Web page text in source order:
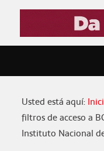
Usted está aquí:
filtros de acceso a
Instituto Nacional